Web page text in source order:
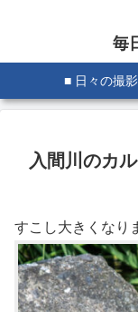
毎
■ 日々の撮影
入間川のカ
すこし大きくなり